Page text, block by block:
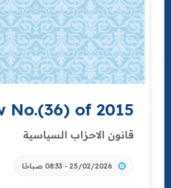
No.(36) of 2015
قانون الاحزاب السياسية
25/02/2026 - 08:33 صباحًا